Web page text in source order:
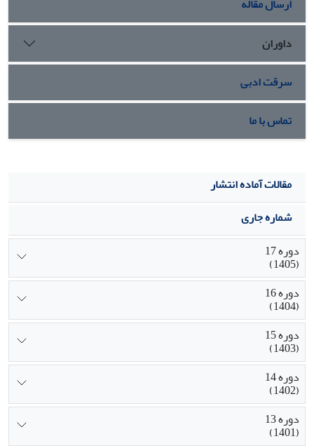
ارسال مقاله
داوران
سرقت ادبی
تماس با ما
مقالات آماده انتشار
شماره جاری
دوره 17
(1405)
دوره 16
(1404)
دوره 15
(1403)
دوره 14
(1402)
دوره 13
(1401)